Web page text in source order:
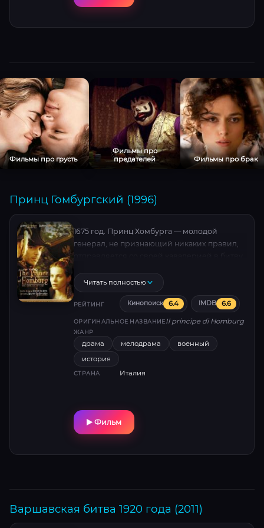
Джонатану приходится совершить одному
что Ллойдс это не человек, а страховая
мальчика оставляют в компании. Проходит
несколько лет и Джонатан растет вместе с
компанией. Начинаются военные действия
с Наполеоном. Джонатан придумывает
первый телеграф с помощью которого
передаются сведения через Ла Манш. Во
Франции он влюбляется в красавицу
незнакомку, которую спасает от ареста, а
жизни лордом Эверетом Стейси. Узнав об
этом, Джонатан дает слово стать самым
организует свой синдикат и новый вид
бизнеса, страхуя все мыслимые и
азартными играми.
Фильмы про грусть
Фильмы про
предателей
Фильмы про брак
Принц Гомбургский (1996)
1675 год. Принц Хомбурга — молодой
генерал, не признающий никаких правил,
одерживает победу, трибунал
приговаривает его к смертной казни.
Оказавшись перед лицом смерти, принц
решает любой ценой бороться за свое
спасение...
Читать полностью
РЕЙТИНГ Кинопоиск 6.4 IMDB 6.6
ОРИГИНАЛЬНОЕ НАЗВАНИЕIl principe di Homburg
ЖАНР
драма мелодрама
военный
история
СТРАНА Италия
Фильм
Варшавская битва 1920 года (2011)